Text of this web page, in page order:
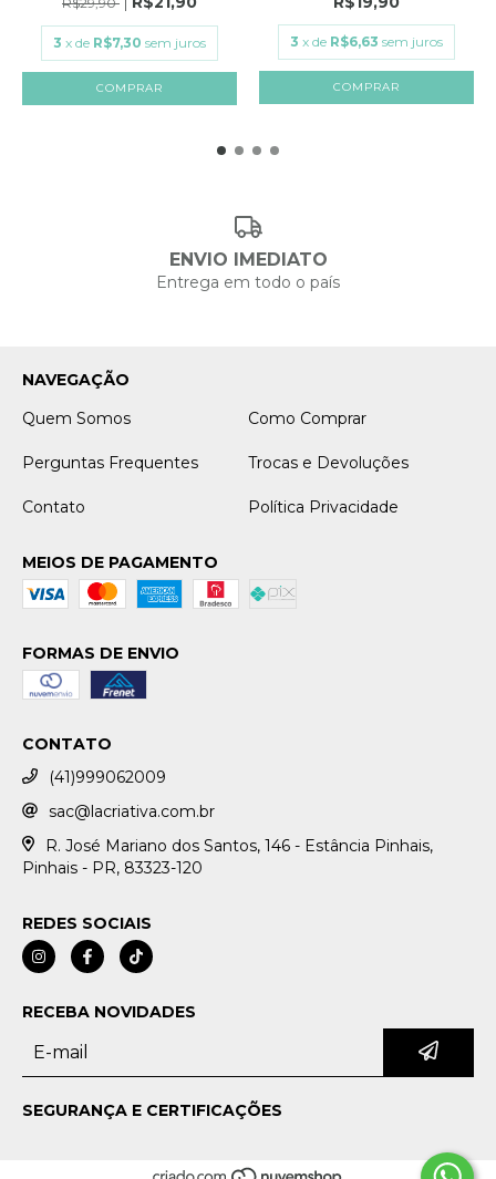
3 x de R$7,30 sem juros
COMPRAR
3 x de R$6,63 sem juros
ENVIO IMEDIATO
Entrega em todo o país
NAVEGAÇÃO
Quem Somos
Como Comprar
Perguntas Frequentes Trocas e Devoluções
Contato Política Privacidade
MEIOS DE PAGAMENTO
FORMAS DE ENVIO
CONTATO
(41)999062009
sac@lacriativa.com.br
R. José Mariano dos Santos, 146 - Estância Pinhais,
Pinhais - PR, 83323-120
REDES SOCIAIS
RECEBA NOVIDADES
SEGURANÇA E CERTIFICAÇÕES